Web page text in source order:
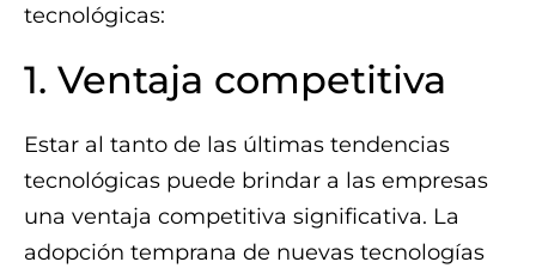
tecnológicas:
1. Ventaja competitiva
Estar al tanto de las últimas tendencias
tecnológicas puede brindar a las empresas
una ventaja competitiva significativa. La
adopción temprana de nuevas tecnologías